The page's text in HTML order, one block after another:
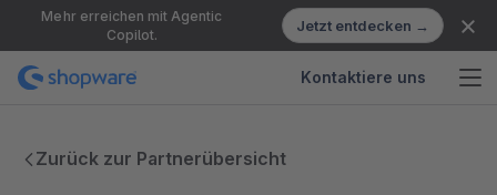
Mehr erreichen mit Agentic
Copilot.
Jetzt entdecken →
Kontaktiere uns
Zurück zur Partnerübersicht